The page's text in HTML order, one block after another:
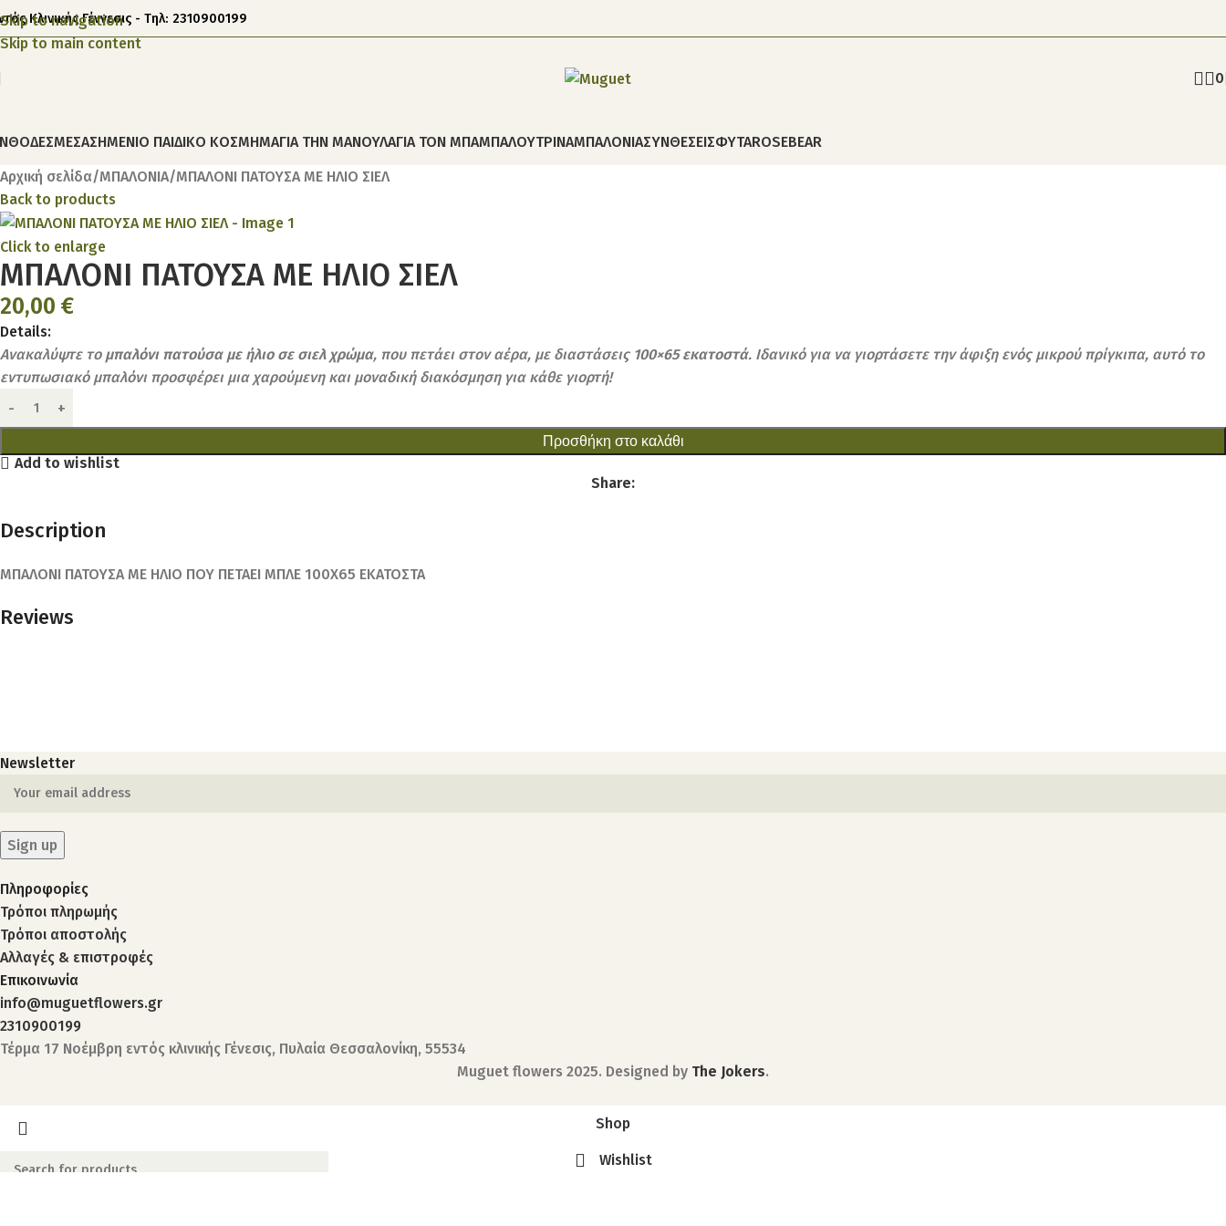
Skip to navigation
Skip to main content
Κλινικής Γέννεσις - Τηλ: 2310900199
0
ΑΣΗΜΕΝΙΟ ΠΑΙΔΙΚΟ ΚΟΣΜΗΜΑΓΙΑ ΤΗΝ ΜΑΝΟΥΛΑΓΙΑ ΤΟΝ ΜΠΑΜΠΑΛΟΥΤΡΙΝΑΜΠΑΛΟΝΙΑΣΥΝΘΕΣΕΙΣΦΥΤΑROSEBEAR
Αρχική σελίδα ΜΠΑΛΟΝΙΑ ΜΠΑΛΟΝΙ ΠΑΤΟΥΣΑ ΜΕ ΗΛΙΟ ΣΙΕΛ
Back to products
Click to enlarge
ΜΠΑΛΟΝΙ ΠΑΤΟΥΣΑ ΜΕ ΗΛΙΟ ΣΙΕΛ
20,00 €
Details:
Ανακαλύψτε το μπαλόνι πατούσα με ήλιο σε σιελ χρώμα, που πετάει στον αέρα, με διαστάσεις 100×65 εκατοστά. Ιδανικό για να γιορτάσετε την άφιξη ενός μικρού πρίγκιπα, αυτό το
εντυπωσιακό μπαλόνι προσφέρει μια χαρούμενη και μοναδική διακόσμηση για κάθε γιορτή!
Προσθήκη στο καλάθι
Add to wishlist
Share:
Description
ΜΠΑΛΟΝΙ ΠΑΤΟΥΣΑ ΜΕ ΗΛΙΟ ΠΟΥ ΠΕΤΑΕΙ ΜΠΛΕ 100Χ65 ΕΚΑΤΟΣΤΑ
Reviews
Newsletter
Πληροφορίες
Τρόποι πληρωμής
Τρόποι αποστολής
Αλλαγές & επιστροφές
Επικοινωνία
info@muguetflowers.gr
2310900199
Τέρμα 17 Νοέμβρη εντός κλινικής Γένεσις, Πυλαία Θεσσαλονίκη, 55534
Muguet flowers 2025. Designed by The Jokers.
Shop
Wishlist